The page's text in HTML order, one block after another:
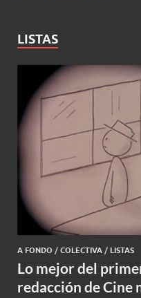
LISTAS
A FONDO / COLECTIVA / LISTAS
Lo mejor del
redacción de Cine